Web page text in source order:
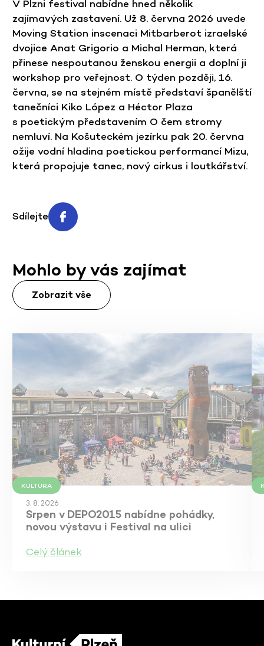
V Plzni festival nabídne hned několik
zajímavých zastavení. Už 8. června 2026 uvede
Moving Station inscenaci Mitbarberot izraelské
dvojice Anat Grigorio a Michal Herman, která
přinese nespoutanou ženskou energii a doplní ji
workshop pro veřejnost. O týden později, 16.
června, se na stejném místě představí španělští
tanečníci Kiko López a Héctor Plaza
s poetickým představením O čem stromy
nemluví. Na Košuteckém jezírku pak 20. června
ožije vodní hladina poetickou performancí Mizu,
která propojuje tanec, nový cirkus i loutkářství.
Sdílejte
Mohlo by vás zajímat
Zobrazit vše
KULTURA
3. 8. 2026
Srpen v DEPO2015 nabídne pohádky,
novou výstavu i Festival na ulici
Celý článek